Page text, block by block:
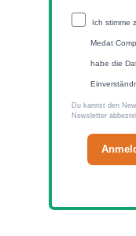
Ich stimme
Medat
habe die
Du kannst den
Newsletter